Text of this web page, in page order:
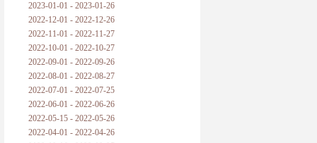
2023-01-01 - 2023-01-26
2022-12-01 - 2022-12-26
2022-11-01 - 2022-11-27
2022-10-01 - 2022-10-27
2022-09-01 - 2022-09-26
2022-08-01 - 2022-08-27
2022-07-01 - 2022-07-25
2022-06-01 - 2022-06-26
2022-05-15 - 2022-05-26
2022-04-01 - 2022-04-26